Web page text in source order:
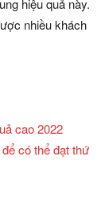
hiệu quả này.
nhiều khách
cao 2022
có thể đạt thứ